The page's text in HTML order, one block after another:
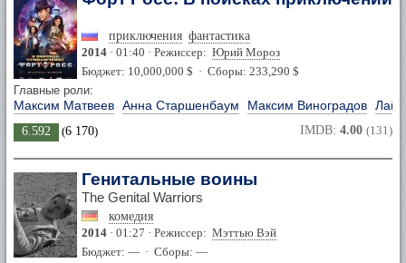
приключения фантастика
2014 · 01:40 · Режиссер: Юрий Мороз
Бюджет: 10,000,000 $ · Сборы: 233,290 $
Главные роли:
Максим Матвеев Анна Старшенбаум Максим Виноградов
6.592 (6 170) IMDB: 4.00 (131)
Генитальные воины
The Genital Warriors
комедия
2014 · 01:27 · Режиссер: Мэттью Вэй
Бюджет: — · Сборы: —